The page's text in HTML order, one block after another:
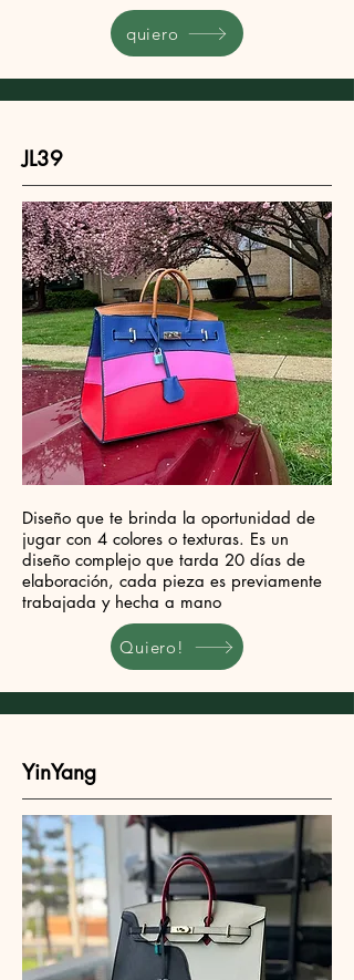
quiero
JL39
Diseño que te brinda la oportunidad de
jugar con 4 colores o texturas. Es un
diseño complejo que tarda 20 días de
elaboración, cada pieza es previamente
trabajada y hecha a mano
Quiero!
YinYang